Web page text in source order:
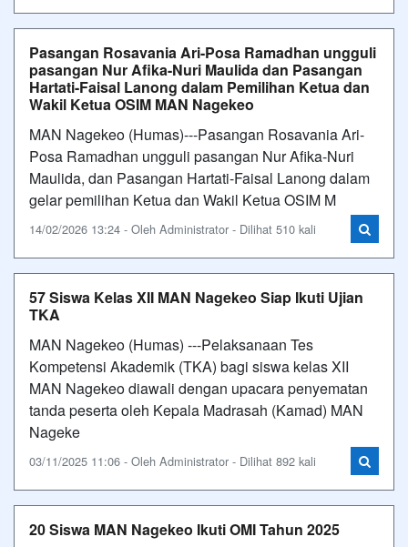
Pasangan Rosavania Ari-Posa Ramadhan ungguli
pasangan Nur Afika-Nuri Maulida dan Pasangan
Hartati-Faisal Lanong dalam Pemilihan Ketua dan
Wakil Ketua OSIM MAN Nagekeo
MAN Nagekeo (Humas)---Pasangan Rosavania Ari-
Posa Ramadhan ungguli pasangan Nur Afika-Nuri
Maulida, dan Pasangan Hartati-Faisal Lanong dalam
gelar pemilihan Ketua dan Wakil Ketua OSIM M
14/02/2026 13:24 - Oleh Administrator - Dilihat 510 kali
57 Siswa Kelas XII MAN Nagekeo Siap Ikuti Ujian
TKA
MAN Nagekeo (Humas) ---Pelaksanaan Tes
Kompetensi Akademik (TKA) bagi siswa kelas XII
MAN Nagekeo diawali dengan upacara penyematan
tanda peserta oleh Kepala Madrasah (Kamad) MAN
Nageke
03/11/2025 11:06 - Oleh Administrator - Dilihat 892 kali
20 Siswa MAN Nagekeo Ikuti OMI Tahun 2025